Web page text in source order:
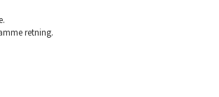
retning.